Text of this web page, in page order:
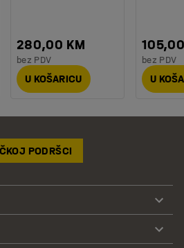
280,00 KM
bez PDV
U KOŠARICU
bez PDV
U
PODRŠCI